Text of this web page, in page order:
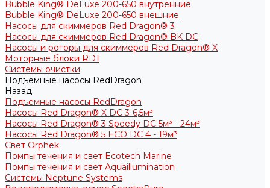
Bubble King® DeLuxe 200-650 внутренние
Bubble King® DeLuxe 200-650 внешние
Насосы для скиммеров Red Dragon® 3
Насосы для скиммеров Red Dragon® BK DC
Насосы и роторы для скиммеров Red Dragon® X
Моторные блоки RD1
Системы очистки
Подъемные насосы RedDragon
Назад
Подъемные насосы RedDragon
Насосы Red Dragon® X DC 3-6,5м³
Насосы Red Dragon® 3 Speedy DC 5м³ - 24м³
Насосы Red Dragon® 5 ECO DC 4 - 19м³
Свет Orphek
Помпы течения и свет Ecotech Marine
Помпы течения и свет Aquaillumination
Системы Neptune Systems